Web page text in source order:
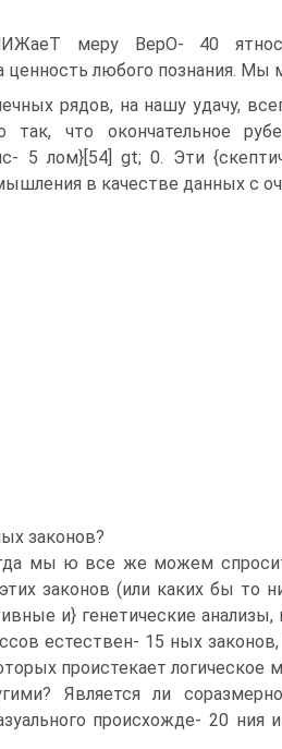
меру ВерО- 40
любого познания.
рядов, на нашу удачу,
что окончательное
5 лом}[54] gt; 0. Эти
в качестве данных с
законов?
мы ю все же можем
законов (или каких бы то
и} генетические анализы,
естествен- 15 ных
проистекает логическое
Является ли
происхожде- 20 ния